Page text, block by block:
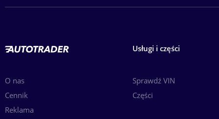
O nas
Cennik
Reklama
Usługi i części
Sprawdź VIN
Części